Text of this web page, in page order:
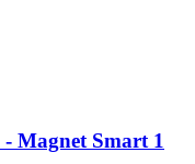
Magnet Smart 1